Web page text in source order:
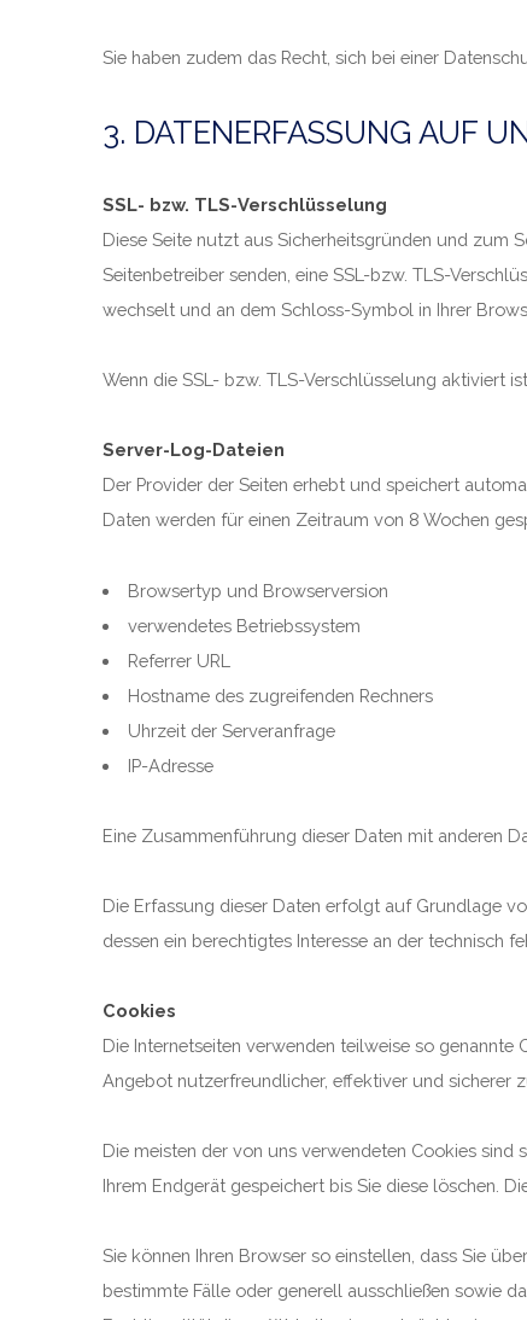
Sie haben zudem das Recht, sich bei einer
3. DATENERFASSUNG AUF
SSL- bzw. TLS-Verschlüsselung
Diese Seite nutzt aus Sicherheitsgründen und zum
Seitenbetreiber senden, eine SSL-bzw. TLS-
wechselt und an dem Schloss-Symbol in Ihrer
Wenn die SSL- bzw. TLS-Verschlüsselung aktiviert
Server-Log-Dateien
Der Provider der Seiten erhebt und speichert
Daten werden für einen Zeitraum von 8 Wochen
Browsertyp und Browserversion
verwendetes Betriebssystem
Referrer URL
Hostname des zugreifenden Rechners
Uhrzeit der Serveranfrage
IP-Adresse
Eine Zusammenführung dieser Daten mit anderen
Die Erfassung dieser Daten erfolgt auf Grundlage
dessen ein berechtigtes Interesse an der technisch
Cookies
Die Internetseiten verwenden teilweise so genannte
Angebot nutzerfreundlicher, effektiver und sicherer
Die meisten der von uns verwendeten Cookies sind
Ihrem Endgerät gespeichert bis Sie diese löschen.
Sie können Ihren Browser so einstellen, dass Sie
bestimmte Fälle oder generell ausschließen sowie